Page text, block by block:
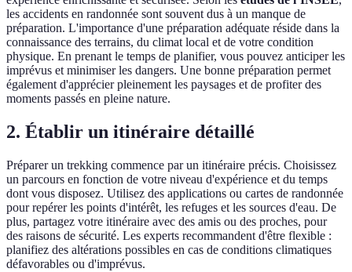
les accidents en randonnée sont souvent dus à un manque de
préparation. L'importance d'une préparation adéquate réside dans la
connaissance des terrains, du climat local et de votre condition
physique. En prenant le temps de planifier, vous pouvez anticiper les
imprévus et minimiser les dangers. Une bonne préparation permet
également d'apprécier pleinement les paysages et de profiter des
moments passés en pleine nature.
2. Établir un itinéraire détaillé
Préparer un trekking commence par un itinéraire précis. Choisissez
un parcours en fonction de votre niveau d'expérience et du temps
dont vous disposez. Utilisez des applications ou cartes de randonnée
pour repérer les points d'intérêt, les refuges et les sources d'eau. De
plus, partagez votre itinéraire avec des amis ou des proches, pour
des raisons de sécurité. Les experts recommandent d'être flexible :
planifiez des altérations possibles en cas de conditions climatiques
défavorables ou d'imprévus.